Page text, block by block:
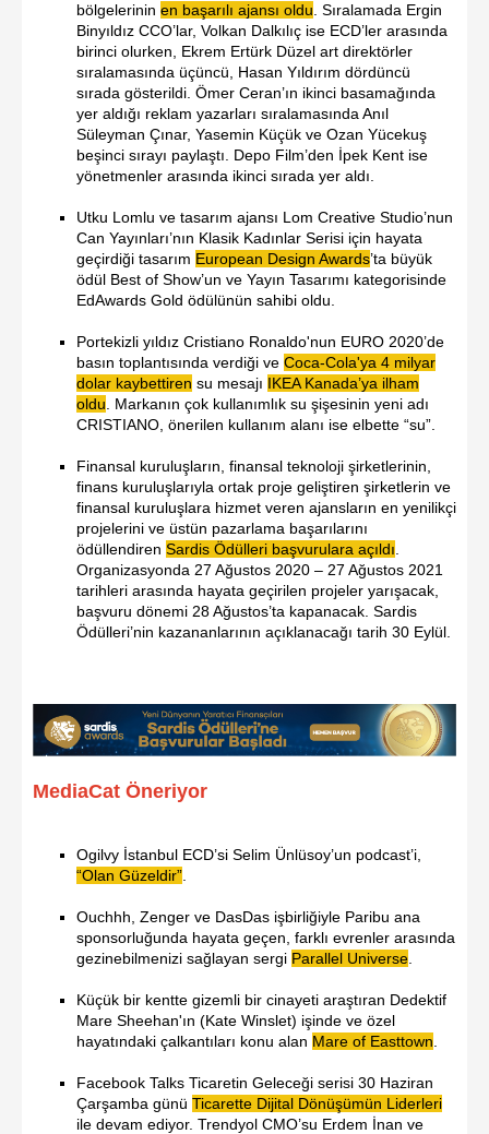
bölgelerinin en başarılı ajansı oldu . Sıralamada Ergin
Binyıldız CCO’lar, Volkan Dalkılıç ise ECD’ler arasında
birinci olurken, Ekrem Ertürk Düzel art direktörler
sıralamasında üçüncü, Hasan Yıldırım dördüncü
sırada gösterildi. Ömer Ceran’ın ikinci basamağında
yer aldığı reklam yazarları sıralamasında Anıl
Süleyman Çınar, Yasemin Küçük ve Ozan Yücekuş
beşinci sırayı paylaştı. Depo Film’den İpek Kent ise
yönetmenler arasında ikinci sırada yer aldı.
Utku Lomlu ve tasarım ajansı Lom Creative Studio’nun
Can Yayınları’nın Klasik Kadınlar Serisi için hayata
geçirdiği tasarım European Design Awards’ta büyük
ödül Best of Show’un ve Yayın Tasarımı kategorisinde
EdAwards Gold ödülünün sahibi oldu.
Portekizli yıldız Cristiano Ronaldo'nun EURO 2020’de
basın toplantısında verdiği ve Coca-Cola'ya 4 milyar
dolar kaybettiren su mesajı IKEA Kanada’ya ilham
oldu . Markanın çok kullanımlık su şişesinin yeni adı
CRISTIANO, önerilen kullanım alanı ise elbette “su”.
Finansal kuruluşların, finansal teknoloji şirketlerinin,
finans kuruluşlarıyla ortak proje geliştiren şirketlerin ve
finansal kuruluşlara hizmet veren ajansların en yenilikçi
projelerini ve üstün pazarlama başarılarını
ödüllendiren Sardis Ödülleri başvurulara açıldı
Organizasyonda 27 Ağustos 2020 – 27 Ağustos 2021
tarihleri arasında hayata geçirilen projeler yarışacak,
başvuru dönemi 28 Ağustos’ta kapanacak. Sardis
Ödülleri’nin kazananlarının açıklanacağı tarih 30 Eylül.
MediaCat Öneriyor
Ogilvy İstanbul ECD’si Selim Ünlüsoy’un podcast’i,
“Olan Güzeldir”
Ouchhh, Zenger ve DasDas işbirliğiyle Paribu ana
sponsorluğunda hayata geçen, farklı evrenler arasında
gezinebilmenizi sağlayan sergi Parallel Universe
Küçük bir kentte gizemli bir cinayeti araştıran Dedektif
Mare Sheehan'ın (Kate Winslet) işinde ve özel
hayatındaki çalkantıları konu alan Mare of Easttown
Facebook Talks Ticaretin Geleceği serisi 30 Haziran
Çarşamba günü Ticarette Dijital Dönüşümün Liderleri
ile devam ediyor. Trendyol CMO’su Erdem İnan ve